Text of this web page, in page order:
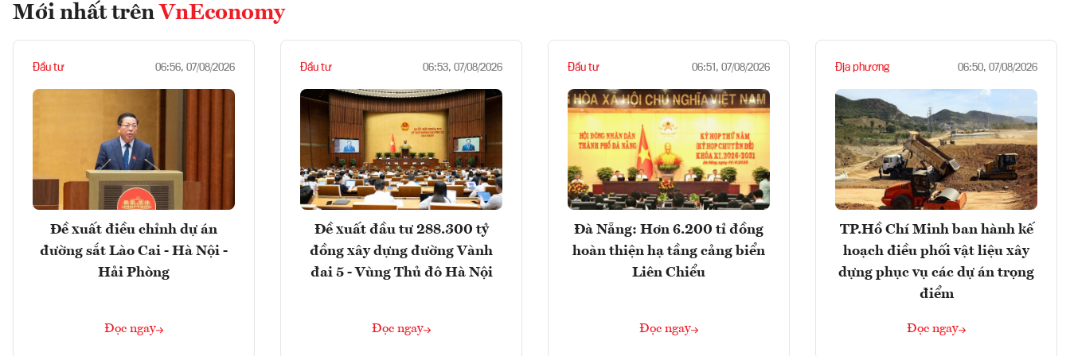
Mới nhất trên VnEconomy
Đầu tư 06:56, 07/08/2026
Đề xuất điều chỉnh dự án
đường sắt Lào Cai - Hà Nội -
Hải Phòng
Đọc ngay
Đầu tư 06:53, 07/08/2026
Đề xuất đầu tư 288.300 tỷ
đồng xây dựng đường Vành
đai 5 - Vùng Thủ đô Hà Nội
Đọc ngay
Đầu tư 06:51, 07/08/2026
Đà Nẵng: Hơn 6.200 tỉ đồng
hoàn thiện hạ tầng cảng biển
Liên Chiểu
Đọc ngay
Địa phương 06:50, 07/08/2026
TP.Hồ Chí Minh ban hành kế
hoạch điều phối vật liệu xây
dựng phục vụ các dự án trọng
điểm
Đọc ngay